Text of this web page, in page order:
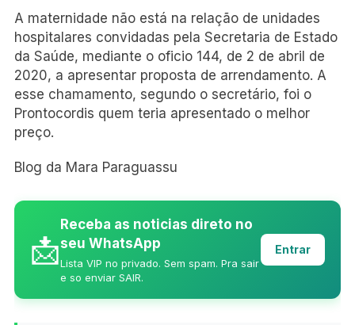
A maternidade não está na relação de unidades
hospitalares convidadas pela Secretaria de Estado
da Saúde, mediante o oficio 144, de 2 de abril de
2020, a apresentar proposta de arrendamento. A
esse chamamento, segundo o secretário, foi o
Prontocordis quem teria apresentado o melhor
preço.
Blog da Mara Paraguassu
📩
Receba as noticias direto no
seu WhatsApp
Lista VIP no privado. Sem spam. Pra sair
e so enviar SAIR.
Entrar